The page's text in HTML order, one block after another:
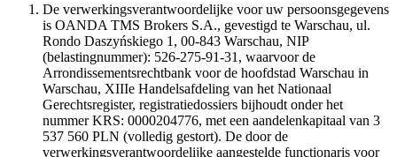
De verwerkingsverantwoordelijke voor uw persoonsgegevens
is OANDA TMS Brokers S.A., gevestigd te Warschau, ul.
Rondo Daszyńskiego 1, 00-843 Warschau, NIP
(belastingnummer): 526-275-91-31, waarvoor de
Arrondissementsrechtbank voor de hoofdstad Warschau in
Warschau, XIIIe Handelsafdeling van het Nationaal
Gerechtsregister, registratiedossiers bijhoudt onder het
nummer KRS: 0000204776, met een aandelenkapitaal van 3
537 560 PLN (volledig gestort). De door de
verwerkingsverantwoordelijke aangestelde functionaris voor